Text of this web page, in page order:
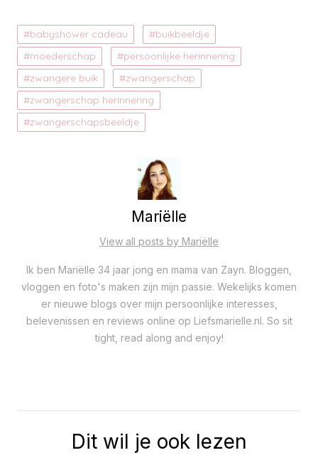
babyshower cadeau
buikbeeldje
moederschap
persoonlijke herinnering
zwangere buik
zwangerschap
zwangerschap herinnering
zwangerschapsbeeldje
Mariëlle
View all posts by Mariëlle
Ik ben Mariëlle 34 jaar jong en mama van Zayn. Bloggen,
vloggen en foto's maken zijn mijn passie. Wekelijks komen
er nieuwe blogs over mijn persoonlijke interesses,
belevenissen en reviews online op Liefsmarielle.nl. So sit
tight, read along and enjoy!
Dit wil je ook lezen